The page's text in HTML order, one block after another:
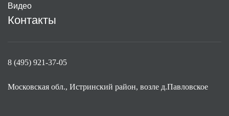
Видео
Контакты
8 (495) 921-37-05
Московская обл., Истринский район, возле д.Павловское